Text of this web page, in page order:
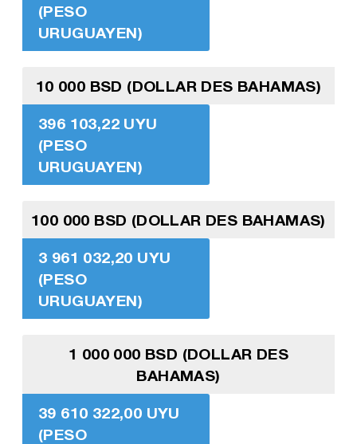
(PESO
URUGUAYEN)
10 000 BSD (DOLLAR DES BAHAMAS)
396 103,22 UYU
(PESO
URUGUAYEN)
100 000 BSD (DOLLAR DES BAHAMAS)
3 961 032,20 UYU
(PESO
URUGUAYEN)
1 000 000 BSD (DOLLAR DES
BAHAMAS)
39 610 322,00 UYU
(PESO